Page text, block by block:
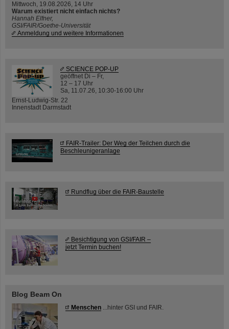
Mittwoch, 19.08.2026, 14 Uhr
Warum existiert nicht einfach nichts?
Hannah Elfner,
GSI/FAIR/Goethe-Universität
Anmeldung und weitere Informationen
SCIENCE POP-UP
geöffnet Di – Fr,
12 – 17 Uhr
Sa, 11.07.26, 10:30-16:00 Uhr
Ernst-Ludwig-Str. 22
Innenstadt Darmstadt
FAIR-Trailer: Der Weg der Teilchen durch die
Beschleunigeranlage
Rundflug über die FAIR-Baustelle
Besichtigung von GSI/FAIR –
jetzt Termin buchen!
Blog Beam On
Menschen ...hinter GSI und FAIR.